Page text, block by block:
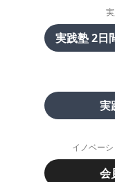
実践塾 2日
実
イノベー
会